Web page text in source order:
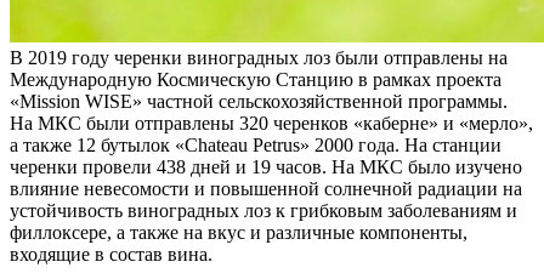
В 2019 году черенки виноградных лоз были отправлены на
Международную Космическую Станцию в рамках проекта
«Mission WISE» частной сельскохозяйственной программы.
На МКС были отправлены 320 черенков «каберне» и «мерло»,
а также 12 бутылок «Chateau Petrus» 2000 года. На станции
черенки провели 438 дней и 19 часов. На МКС было изучено
влияние невесомости и повышенной солнечной радиации на
устойчивость виноградных лоз к грибковым заболеваниям и
филлоксере, а также на вкус и различные компоненты,
входящие в состав вина.